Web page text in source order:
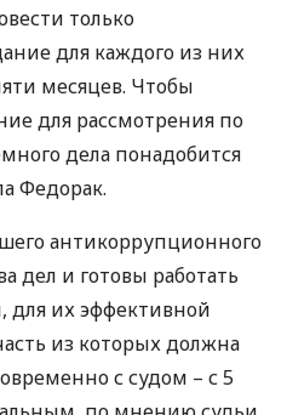
только
для каждого из них
месяцев. Чтобы
для рассмотрения по
дела понадобится
Федорак.
антикоррупционного
дел и готовы работать
для их эффективной
из которых должна
с судом – с 5